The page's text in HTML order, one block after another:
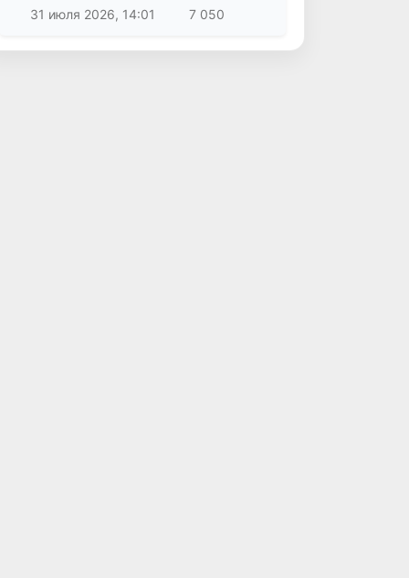
31 июля 2026, 14:01
7 050